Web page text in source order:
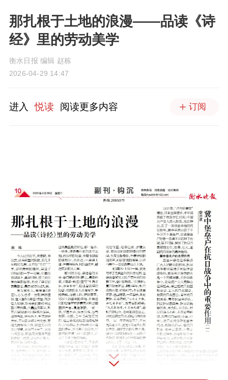
那扎根于土地的浪漫——品读《诗
经》里的劳动美学
衡水日报 编辑 赵栋
2026-04-29 14:47
进入 悦读 阅读更多内容 订阅